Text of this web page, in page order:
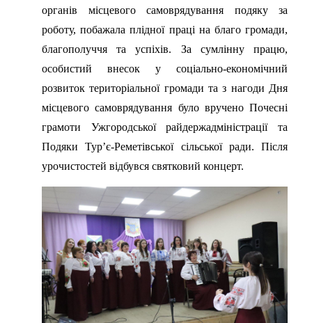
органів місцевого самоврядування подяку за
роботу, побажала плідної праці на благо громади,
благополуччя та успіхів. За сумлінну працю,
особистий внесок у соціально-економічний
розвиток територіальної громади та з нагоди Дня
місцевого самоврядування було вручено Почесні
грамоти Ужгородської райдержадміністрації та
Подяки Тур’є-Реметівської сільської ради. Після
урочистостей відбувся святковий концерт.